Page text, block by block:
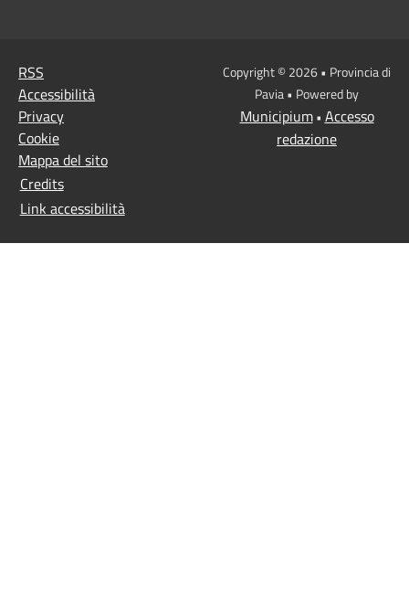
RSS
Accessibilità
Privacy
Cookie
Mappa del sito
Credits
Link accessibilità
Copyright © 2026 • Provincia di
Pavia • Powered by
Municipium• Accesso
redazione